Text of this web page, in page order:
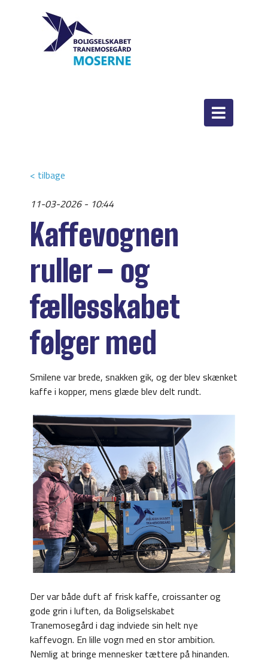
< tilbage
11-03-2026 - 10:44
Kaffevognen
ruller – og
fællesskabet
følger med
Smilene var brede, snakken gik, og der blev skænket
kaffe i kopper, mens glæde blev delt rundt.
Der var både duft af frisk kaffe, croissanter og
gode grin i luften, da Boligselskabet
Tranemosegård i dag indviede sin helt nye
kaffevogn. En lille vogn med en stor ambition.
Nemlig at bringe mennesker tættere på hinanden.